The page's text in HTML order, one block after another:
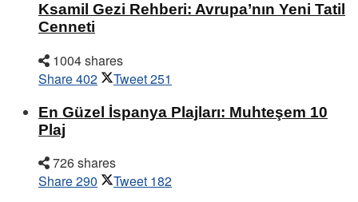
Ksamil Gezi Rehberi: Avrupa’nın Yeni Tatil
Cenneti
1004 shares
Share402 Tweet251
En Güzel İspanya Plajları: Muhteşem 10
Plaj
726 shares
Share290 Tweet 182